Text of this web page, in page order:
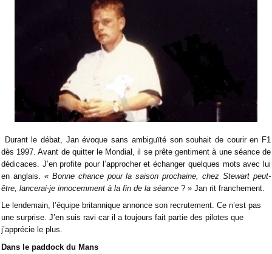
Durant le débat, Jan évoque sans ambiguïté son souhait de courir en F1
dès 1997. Avant de quitter le Mondial, il se prête gentiment à une séance de
dédicaces. J’en profite pour l’approcher et échanger quelques mots avec lui
en anglais. « Bonne chance pour la saison prochaine, chez Stewart peut-
être, lancerai-je innocemment à la fin de la séance ? » Jan rit franchement.
Le lendemain, l’équipe britannique annonce son recrutement. Ce n’est pas
une surprise. J’en suis ravi car il a toujours fait partie des pilotes que
j’apprécie le plus.
Dans le paddock du Mans